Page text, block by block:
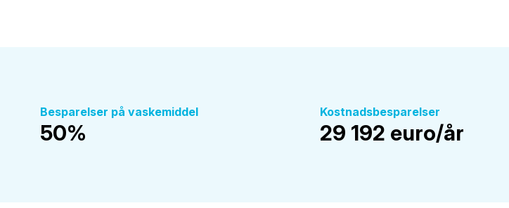
Besparelser på vaskemiddel
50%
Kostnadsbesparelser
29 192 euro/år